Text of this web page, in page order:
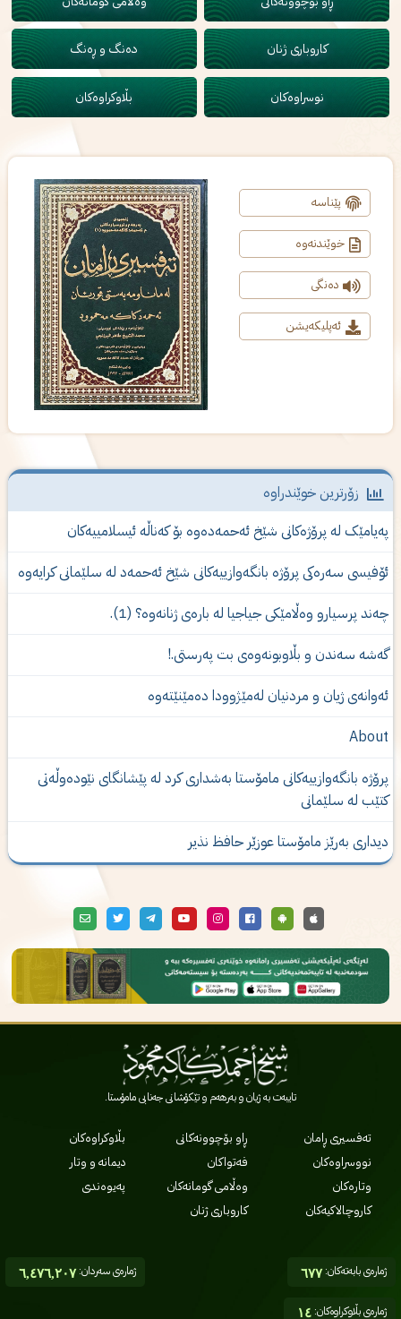
کاروباری ژنان دەنگ و ڕەنگ
نوسراوەکان بڵاوکراوەکان
پێناسە
خوێندنەوە
دەنگی
ئەپلیکەیشن
زۆرترین خوێندراوە
لە پرۆژەكانى شێخ ئەحمەدەوە بۆ کەناڵە ئیسلامییەکان
سەرەکی پرۆژە بانگەوازییەکانی شێخ ئەحمەد لە سلێمانی کرایەوە
پرسیارو وەڵامێكی جیاجیا لە بارەی ژنانەوە؟ (1).
سەندن و بڵاوبونەوەى بت پەرستى.!
ژیان و مردنیان له‌مێژوودا ده‌مێنێته‌وه‌
بانگەوازییەکانی مامۆستا بەشدارى كرد لە پێشانگای نێودەوڵەتی
لە سلێمانی
به‌رێز مامۆستا عوزێر حافظ نذیر
تایبەت بە ژیان و بەرهەم و تێکۆشانی جەنابی مامۆستا.
تەفسیری ڕامان
نووسراوەکان
وتارەکان
کاروچالاکیەکان
ڕاو بۆچوونەکانی
فەتواکان
وەڵامی گومانەکان
کاروباری ژنان
بڵاوکراوەکان
دیمانە و وتار
پەیوەندی
ژمارەی سەردان:٦,٤٧٦,٢٠٧ ژمارەی بابەتەکان:٦٧٧
ژمارەی بڵاوکراوەکان:١٤